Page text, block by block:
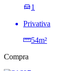
1
Privativa
54m²
Compra